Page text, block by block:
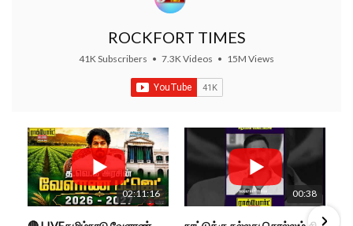
ROCKFORT TIMES
41K Subscribers • 7.3K Videos • 15M Views
02:11:16 00:38